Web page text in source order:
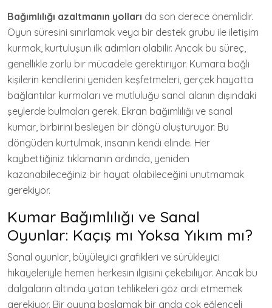
Bağımlılığı azaltmanın yolları da son derece önemlidir.
Oyun süresini sınırlamak veya bir destek grubu ile iletişim
kurmak, kurtuluşun ilk adımları olabilir. Ancak bu süreç,
genellikle zorlu bir mücadele gerektiriyor. Kumara bağlı
kişilerin kendilerini yeniden keşfetmeleri, gerçek hayatta
bağlantılar kurmaları ve mutluluğu sanal alanın dışındaki
şeylerde bulmaları gerek. Ekran bağımlılığı ve sanal
kumar, birbirini besleyen bir döngü oluşturuyor. Bu
döngüden kurtulmak, insanın kendi elinde. Her
kaybettiğiniz tıklamanın ardında, yeniden
kazanabileceğiniz bir hayat olabileceğini unutmamak
gerekiyor.
Kumar Bağımlılığı ve Sanal
Oyunlar: Kaçış mı Yoksa Yıkım mı?
Sanal oyunlar, büyüleyici grafikleri ve sürükleyici
hikayeleriyle hemen herkesin ilgisini çekebiliyor. Ancak bu
dalgaların altında yatan tehlikeleri göz ardı etmemek
gerekiyor. Bir oyuna başlamak bir anda çok eğlenceli